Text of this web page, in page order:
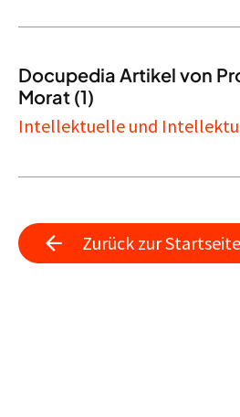
Docupedia Artikel von
Morat (1)
Intellektuelle und
Zurück zur Startseite